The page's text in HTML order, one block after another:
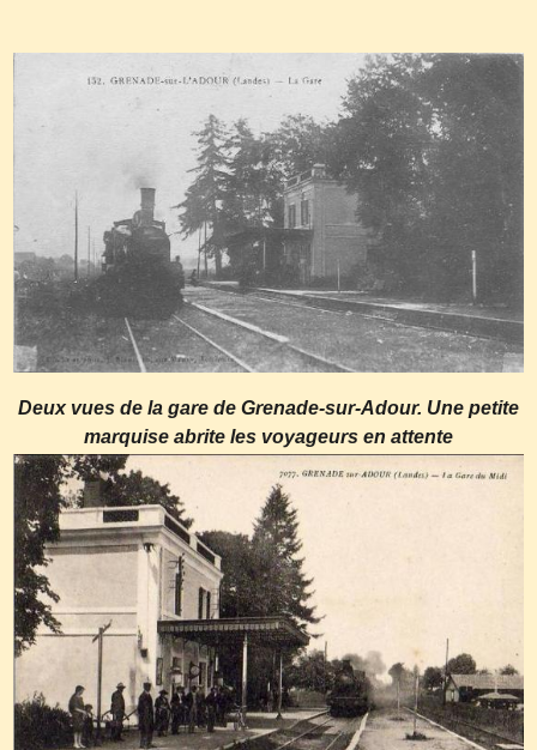
Deux vues de la gare de Grenade-sur-Adour. Une petite
marquise abrite les voyageurs en attente